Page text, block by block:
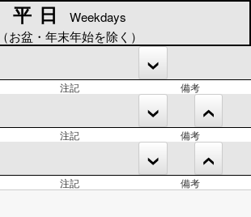
平日
Weekdays
（お盆・年末年始を除く）
注記 備考
注記 備考
注記 備考